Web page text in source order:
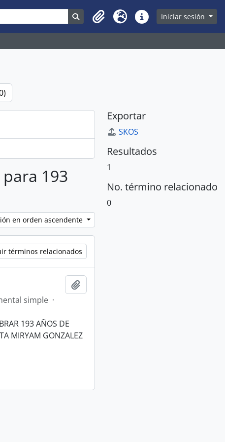
Search in browse page
Clipboard
Idioma Enlaces rápidos
Iniciar sesión
193
en orden ascendente
términos relacionados
simple ·
193 AÑOS DE
MIRYAM GONZALEZ
Exportar
SKOS
Resultados
1
No. término relacionado
0